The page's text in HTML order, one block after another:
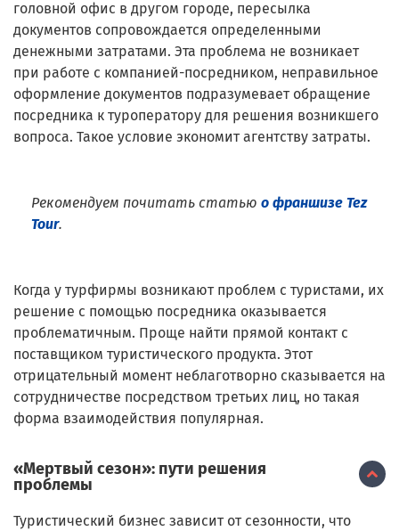
головной офис в другом городе, пересылка
документов сопровождается определенными
денежными затратами. Эта проблема не возникает
при работе с компанией-посредником, неправильное
оформление документов подразумевает обращение
посредника к туроператору для решения возникшего
вопроса. Такое условие экономит агентству затраты.
Рекомендуем почитать статью о франшизе Tez
Tour.
Когда у турфирмы возникают проблем с туристами, их
решение с помощью посредника оказывается
проблематичным. Проще найти прямой контакт с
поставщиком туристического продукта. Этот
отрицательный момент неблаготворно сказывается на
сотрудничестве посредством третьих лиц, но такая
форма взаимодействия популярная.
«Мертвый сезон»: пути решения
проблемы
Туристический бизнес зависит от сезонности, что